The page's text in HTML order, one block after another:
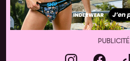
PUBLICITÉ